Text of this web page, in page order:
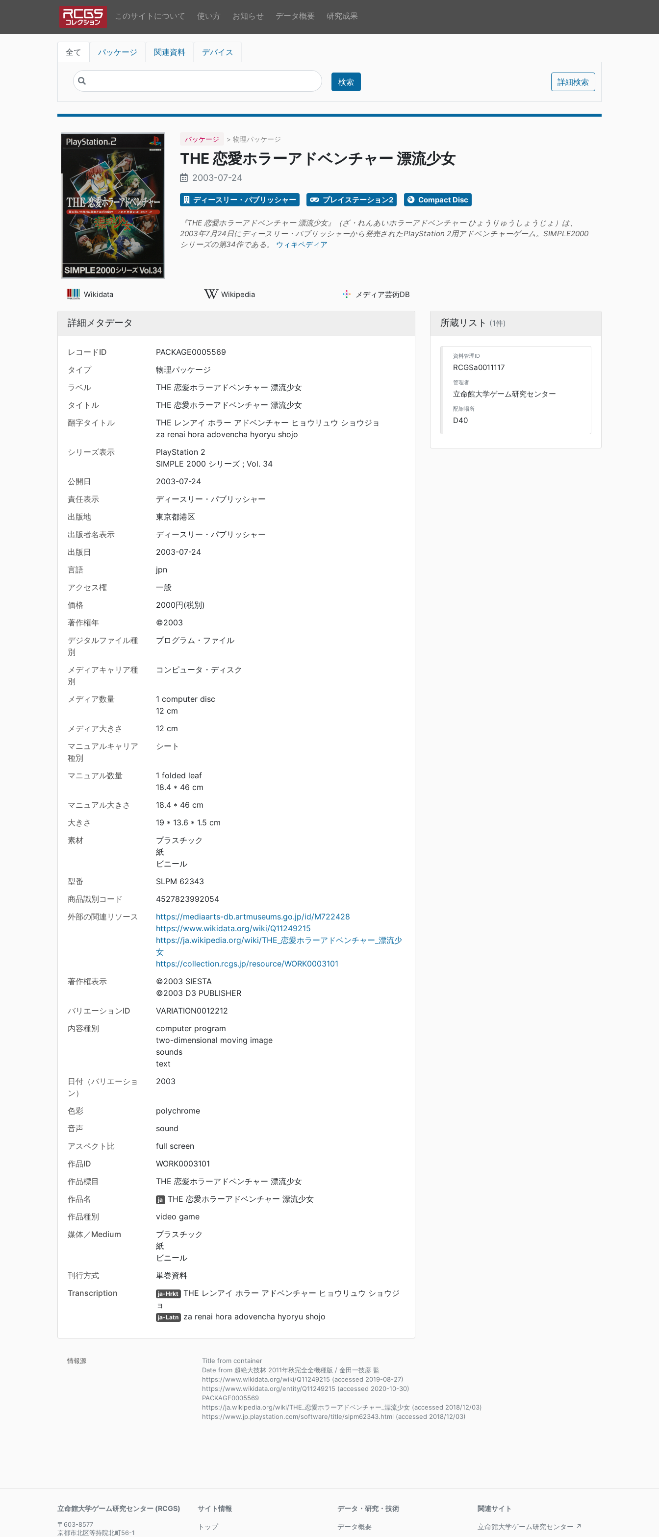
このサイトについて 使い方 お知らせ データ概要 研究成果
全て パッケージ 関連資料 デバイス
検索 詳細検索
パッケージ > 物理パッケージ
THE 恋愛ホラーアドベンチャー 漂流少女
2003-07-24
ディースリー・パブリッシャー プレイステーション2 Compact Disc
『THE 恋愛ホラーアドベンチャー 漂流少女』（ざ・れんあいホラーアドベンチャー ひょうりゅうしょうじょ）は、
2003年7月24日にディースリー・パブリッシャーから発売されたPlayStation 2用アドベンチャーゲーム。SIMPLE2000
シリーズの第34作である。
ウィキペディア
Wikidata Wikipedia メディア芸術DB
詳細メタデータ
レコードID
PACKAGE0005569
タイプ
物理パッケージ
ラベル
THE 恋愛ホラーアドベンチャー 漂流少女
タイトル
THE 恋愛ホラーアドベンチャー 漂流少女
翻字タイトル
THE レンアイ ホラー アドベンチャー ヒョウリュウ ショウジョ
za renai hora adovencha hyoryu shojo
シリーズ表示
PlayStation 2
SIMPLE 2000 シリーズ ; Vol. 34
公開日
2003-07-24
責任表示
ディースリー・パブリッシャー
出版地
東京都港区
出版者名表示
ディースリー・パブリッシャー
出版日
2003-07-24
言語
jpn
アクセス権
一般
価格
2000円(税別)
著作権年
©2003
デジタルファイル種
別
プログラム・ファイル
メディアキャリア種
別
コンピュータ・ディスク
メディア数量
1 computer disc
12 cm
メディア大きさ
12 cm
マニュアルキャリア
種別
シート
マニュアル数量
1 folded leaf
18.4 * 46 cm
マニュアル大きさ
18.4 * 46 cm
大きさ
19 * 13.6 * 1.5 cm
素材
プラスチック
紙
ビニール
型番
SLPM 62343
商品識別コード
4527823992054
外部の関連リソース
https://mediaarts-db.artmuseums.go.jp/id/M722428
https://www.wikidata.org/wiki/Q11249215
https://ja.wikipedia.org/wiki/THE_恋愛ホラーアドベンチャー_漂流少
女
https://collection.rcgs.jp/resource/WORK0003101
著作権表示
©2003 SIESTA
©2003 D3 PUBLISHER
バリエーションID
VARIATION0012212
内容種別
computer program
two-dimensional moving image
sounds
text
日付（バリエーショ
ン）
2003
色彩
polychrome
音声
sound
アスペクト比
full screen
作品ID
WORK0003101
作品標目
THE 恋愛ホラーアドベンチャー 漂流少女
作品名
ja
THE 恋愛ホラーアドベンチャー 漂流少女
作品種別
video game
媒体／Medium
プラスチック
紙
ビニール
刊行方式
単巻資料
Transcription
ja-Hrkt
THE レンアイ ホラー アドベンチャー ヒョウリュウ ショウジ
ョ
ja-Latn za renai hora adovencha hyoryu shojo
所蔵リスト (1件)
資料管理ID
RCGSa0011117
管理者
立命館大学ゲーム研究センター
配架場所
D40
情報源
Title from container
Date from 超絶大技林 2011年秋完全全機種版 / 金田一技彦 監
https://www.wikidata.org/wiki/Q11249215 (accessed 2019-08-27)
https://www.wikidata.org/entity/Q11249215 (accessed 2020-10-30)
PACKAGE0005569
https://ja.wikipedia.org/wiki/THE_恋愛ホラーアドベンチャー_漂流少女 (accessed 2018/12/03)
https://www.jp.playstation.com/software/title/slpm62343.html (accessed 2018/12/03)
立命館大学ゲーム研究センター (RCGS)
〒603-8577
京都市北区等持院北町56-1
サイト情報
トップ
データ・研究・技術
データ概要
関連サイト
立命館大学ゲーム研究センター ↗